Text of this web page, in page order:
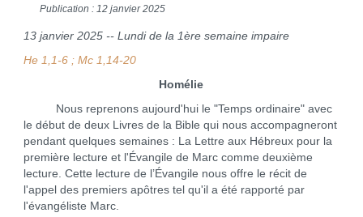
Publication : 12 janvier 2025
13 janvier 2025 -- Lundi de la 1ère semaine impaire
He 1,1-6 ; Mc 1,14-20
Homélie
Nous reprenons aujourd'hui le "Temps ordinaire" avec
le début de deux Livres de la Bible qui nous accompagneront
pendant quelques semaines : La Lettre aux Hébreux pour la
première lecture et l'Évangile de Marc comme deuxième
lecture. Cette lecture de l’Évangile nous offre le récit de
l'appel des premiers apôtres tel qu'il a été rapporté par
l'évangéliste Marc.